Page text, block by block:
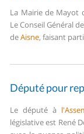
La Mairie de Mayot
Le Conseil Général
deAisne, faisant
Député pour
Le député à
législative est René